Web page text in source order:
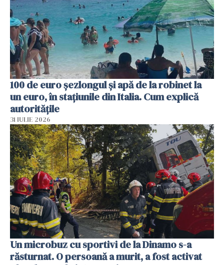
100 de euro șezlongul și apă de la robinet la
un euro, în stațiunile din Italia. Cum explică
autoritățile
31 IULIE 2026
Un microbuz cu sportivi de la Dinamo s-a
răsturnat. O persoană a murit, a fost activat